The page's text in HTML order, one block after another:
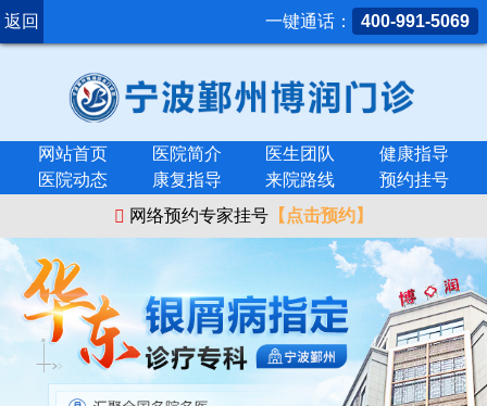
返回 一键通话： 400-991-5069
网站首页 医院简介 医生团队
健康指导
医院动态
康复指导 来院路线
预约挂号
网络预约专家挂号 【点击预约】